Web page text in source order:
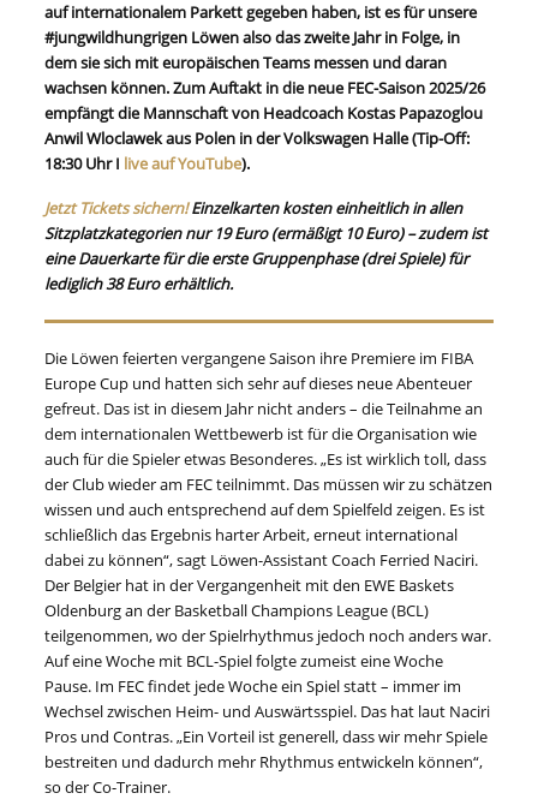
auf internationalem Parkett gegeben haben, ist es für unsere
#jungwildhungrigen Löwen also das zweite Jahr in Folge, in
dem sie sich mit europäischen Teams messen und daran
wachsen können. Zum Auftakt in die neue FEC-Saison 2025/26
empfängt die Mannschaft von Headcoach Kostas Papazoglou
Anwil Wloclawek aus Polen in der Volkswagen Halle (Tip-Off:
18:30 Uhr I live auf YouTube).
Jetzt Tickets sichern!Einzelkarten kosten einheitlich in allen
Sitzplatzkategorien nur 19 Euro (ermäßigt 10 Euro) – zudem ist
eine Dauerkarte für die erste Gruppenphase (drei Spiele) für
lediglich 38 Euro erhältlich.
Die Löwen feierten vergangene Saison ihre Premiere im FIBA
Europe Cup und hatten sich sehr auf dieses neue Abenteuer
gefreut. Das ist in diesem Jahr nicht anders – die Teilnahme an
dem internationalen Wettbewerb ist für die Organisation wie
auch für die Spieler etwas Besonderes. „Es ist wirklich toll, dass
der Club wieder am FEC teilnimmt. Das müssen wir zu schätzen
wissen und auch entsprechend auf dem Spielfeld zeigen. Es ist
schließlich das Ergebnis harter Arbeit, erneut international
dabei zu können“, sagt Löwen-Assistant Coach Ferried Naciri.
Der Belgier hat in der Vergangenheit mit den EWE Baskets
Oldenburg an der Basketball Champions League (BCL)
teilgenommen, wo der Spielrhythmus jedoch noch anders war.
Auf eine Woche mit BCL-Spiel folgte zumeist eine Woche
Pause. Im FEC findet jede Woche ein Spiel statt – immer im
Wechsel zwischen Heim- und Auswärtsspiel. Das hat laut Naciri
Pros und Contras. „Ein Vorteil ist generell, dass wir mehr Spiele
bestreiten und dadurch mehr Rhythmus entwickeln können“,
so der Co-Trainer.